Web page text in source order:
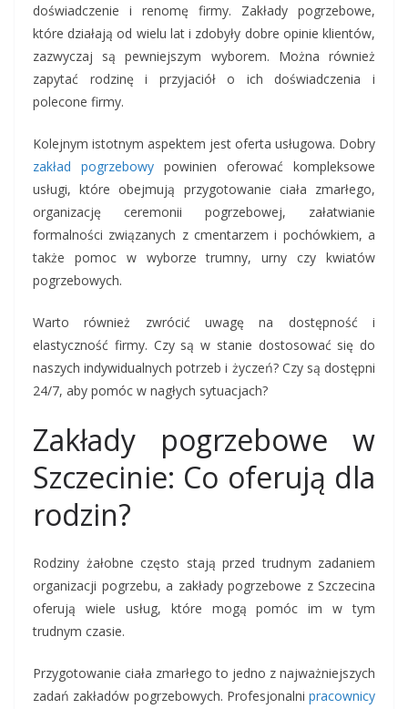
doświadczenie i renomę firmy. Zakłady pogrzebowe,
które działają od wielu lat i zdobyły dobre opinie klientów,
zazwyczaj są pewniejszym wyborem. Można również
zapytać rodzinę i przyjaciół o ich doświadczenia i
polecone firmy.
Kolejnym istotnym aspektem jest oferta usługowa. Dobry
zakład pogrzebowy powinien oferować kompleksowe
usługi, które obejmują przygotowanie ciała zmarłego,
organizację ceremonii pogrzebowej, załatwianie
formalności związanych z cmentarzem i pochówkiem, a
także pomoc w wyborze trumny, urny czy kwiatów
pogrzebowych.
Warto również zwrócić uwagę na dostępność i
elastyczność firmy. Czy są w stanie dostosować się do
naszych indywidualnych potrzeb i życzeń? Czy są dostępni
24/7, aby pomóc w nagłych sytuacjach?
Zakłady pogrzebowe w
Szczecinie: Co oferują dla
rodzin?
Rodziny żałobne często stają przed trudnym zadaniem
organizacji pogrzebu, a zakłady pogrzebowe z Szczecina
oferują wiele usług, które mogą pomóc im w tym
trudnym czasie.
Przygotowanie ciała zmarłego to jedno z najważniejszych
zadań zakładów pogrzebowych. Profesjonalni pracownicy